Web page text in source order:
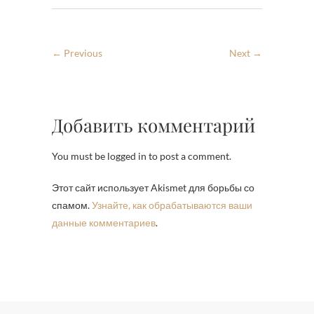
← Previous Next →
Добавить комментарий
You must be logged in to post a comment.
Этот сайт использует Akismet для борьбы со
спамом.Узнайте, как обрабатываются ваши
данные комментариев.